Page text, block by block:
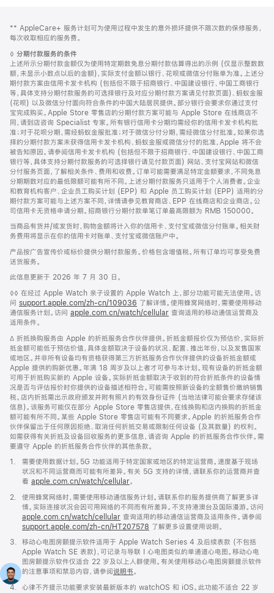
页
页
脚
脚
注
** AppleCare+ 服务计划可为使用过程中发生的意外损坏提供不限次数的保修服务，
每次收取相应的服务费。
脚
注
◊ 分期付款服务的条件
上述所示分期付款金额仅为使用特定期数免息分期付款估算得出的示例 (仅显示整数数
额，未显示小数点以后的金额)，实际支付金额以银行、花呗或微信分付账单为准。上述分
期付款方案由信用卡发卡机构 (包括但不限于招商银行、中国建设银行、中国工商银行
等，具体支持分期付款服务的可选择银行及对应分期付款方案请见付款页面)、蚂蚁金服
(花呗) 以及微信分付面向符合条件的中国大陆居民提供。部分银行会要求你通过支付
宝完成购买。Apple Store 零售店的分期付款方案可能与 Apple Store 在线商店不
同，请到店咨询 Specialist 专家。所有银行信用卡分期均需经你的信用卡发卡机构批
准；对于花呗分期，需经蚂蚁金服批准；对于微信分付分期，需经微信分付批准。如果你选
择的分期付款方案未获得信用卡发卡机构、蚂蚁金服或微信分付的批准，Apple 将不会
被告知原因。请参阅信用卡发卡机构 (包括但不限于招商银行、中国建设银行、中国工商
银行等，具体支持分期付款服务的可选择银行请见付款页面) 网站、支付宝网站和微信
分付服务页面，了解相关条件、费用和收费。订单可能需要满足特定金额要求，不同免息
分期期数对应的最低限额可能有所不同。上述分期付款服务只适用于个人消费者。企业
和教育机构客户、企业员工购买计划 (EPP) 和 Apple 员工购买计划 (EPP) 适用的分
期付款方案可能与上述方案不同，详情请参见教育商店、EPP 在线商店和企业商店。公
司信用卡无资格申请分期。招商银行分期付款单笔订单最高限额为 RMB 150000。
当商品有货并/或发货时，购物金额将计入你的信用卡、支付宝或微信分付账单。相关财
务费用将显示在你的信用卡对账单、支付宝或微信账户中。
产品按广告宣传价或标价提供分期付款服务。价格包含增值税。所有订单均可享受免费
送货服务。
此信息更新于 2026 年 7 月 30 日。
脚
注
◊◊ 在经过 Apple Watch 亲子设置的 Apple Watch 上，部分功能可能无法使用。访
问 support.apple.com/zh-cn/109036 (在
新
中
打
开)
了解详情。使用蜂窝网络时，需要使用移动
通信服务计划。访问 apple.com.cn/watch/cellular 查询适用的移动通信运营商及
适用条件。
脚
注
∆ 折抵换购服务由 Apple 的折抵服务合作伙伴提供。折抵金额报价仅为预估价，实际折
抵金额可能低于预估价值，具体金额取决于设备的状况、配置、推出年份，以及发售国家
或地区。并非所有设备均有资格获得第三方折抵服务合作伙伴提供的设备折抵金额或
Apple 提供的购新优惠。年满 18 周岁及以上者才可参与本计划。现有设备的折抵金额
可用于折抵购买新的 Apple 设备。实际折抵金额取决于收到的符合折抵条件的设备情
况是否与评估报价时你提供的设备描述相符合。可能需按照新设备的全额售价缴纳销售
税。店内折抵需出示政府颁发并附有照片的有效身份证件 (当地法律可能会要求存储该
信息)。该服务可能仅在部分 Apple Store 零售店提供，在线换购和店内换购的折抵金
额可能有所不同。某些 Apple Store 零售店可能有不同要求。Apple 的折抵服务合作
伙伴保留出于任何原因拒绝、取消任何折抵交易或限制任何设备 (及其数量) 的权利。
如需获得有关折抵及设备回收服务的更多信息，请咨询 Apple 的折抵服务合作伙伴。需
要遵守 Apple 的折抵服务合作伙伴的其他条款。
脚
1.
需要使用数据计划。5G 功能适用于特定国家或地区的特定运营商。速度基于现场
状况和不同运营商而可能有所差异。有关 5G 支持的详情，请联系你的运营商并查
看 apple.com.cn/watch/cellular。
脚
2.
使用蜂窝网络时，需要使用移动通信服务计划。请联系你的服务提供商了解更多详
情。实际连接状况会因可用网络的不同而有所差异。不支持港澳台及国际漫游。访问
apple.com.cn/watch/cellular 查询适用的移动通信运营商及适用条件。请参阅
support.apple.com/zh-cn/HT207578 (在
窗
口
中
开)
了解更多设置使用说明。
脚
3.
移动心电图房颤提示软件适用于 Apple Watch Series 4 及后续表款 (不包括
Apple Watch SE 表款)，可记录与导联 I 心电图类似的单通道心电图。移动心电
图房颤提示软件仅适合 22 岁及以上人群使用。有关使用移动心电图房颤提示软件
的注意事项和禁忌内容，请参阅 说明书。
脚
4. 心律不齐提示功能要求安装最新版本的 watchOS 和 iOS。此功能不适合 22 岁